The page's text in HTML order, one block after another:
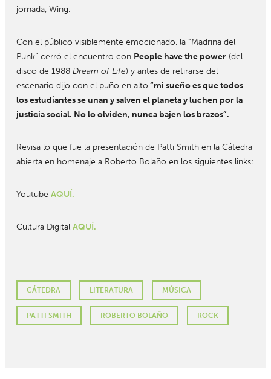
jornada, Wing.
Con el público visiblemente emocionado, la “Madrina del
Punk” cerró el encuentro con People have the power(del
disco de 1988 Dream of Life) y antes de retirarse del
escenario dijo con el puño en alto “mi sueño es que todos
los estudiantes se unan y salven el planeta y luchen por la
justicia social. No lo olviden, nunca bajen los brazos”.
Revisa lo que fue la presentación de Patti Smith en la Cátedra
abierta en homenaje a Roberto Bolaño en los siguientes links:
Youtube AQUÍ.
Cultura Digital AQUÍ.
CÁTEDRA LITERATURA MÚSICA
PATTI SMITH ROBERTO BOLAÑO ROCK